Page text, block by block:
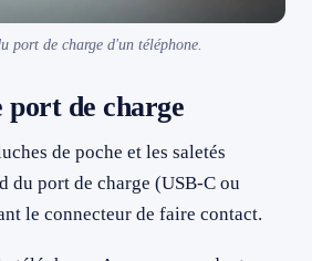
port de charge d'un téléphone.
port de charge
de poche et les saletés
du port de charge (USB-C ou
le connecteur de faire contact.